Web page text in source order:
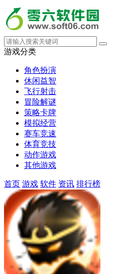
游戏分类
角色扮演
休闲益智
飞行射击
冒险解谜
策略卡牌
模拟经营
赛车竞速
体育竞技
动作游戏
其他游戏
首页 游戏 软件 资讯 排行榜